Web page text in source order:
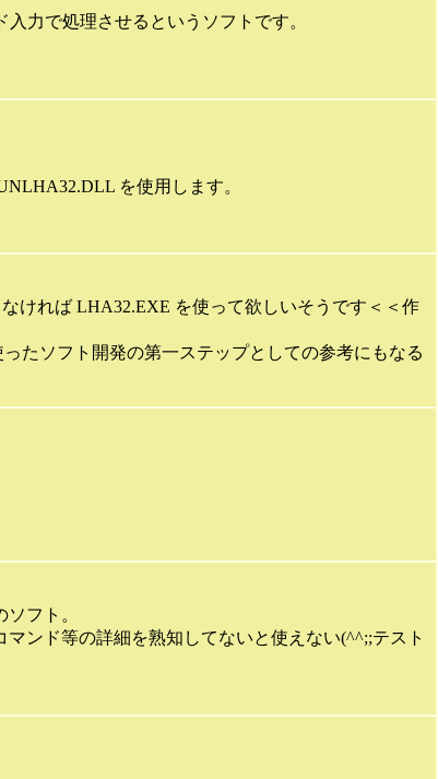
力で処理させるというソフトです。
を使用します。
ければ LHA32.EXE を使って欲しいそうです＜＜作
たソフト開発の第一ステップとしての参考にもなる
フト。
ンド等の詳細を熟知してないと使えない(^^;;テスト